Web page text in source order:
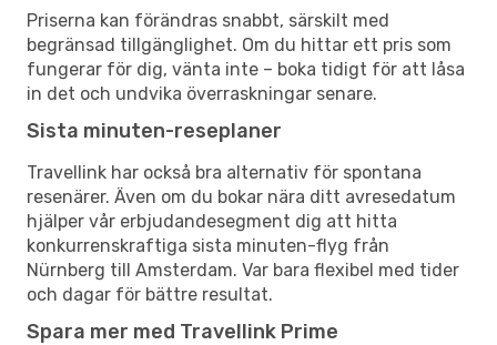
Priserna kan förändras snabbt, särskilt med
begränsad tillgänglighet. Om du hittar ett pris som
fungerar för dig, vänta inte – boka tidigt för att låsa
in det och undvika överraskningar senare.
Sista minuten-reseplaner
Travellink har också bra alternativ för spontana
resenärer. Även om du bokar nära ditt avresedatum
hjälper vår erbjudandesegment dig att hitta
konkurrenskraftiga sista minuten-flyg från
Nürnberg till Amsterdam. Var bara flexibel med tider
och dagar för bättre resultat.
Spara mer med Travellink Prime